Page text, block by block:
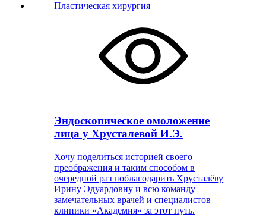
Пластическая хирургия
Эндоскопическое омоложение
лица у Хрусталевой И.Э.
Хочу поделиться историей своего
преображения и таким способом в
очередной раз поблагодарить Хрусталёву
Ирину Эдуардовну и всю команду
замечательных врачей и специалистов
клиники «Академия» за этот путь.